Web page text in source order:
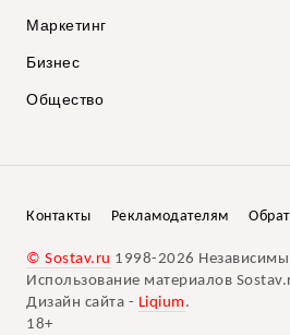
Маркетинг
Бизнес
Общество
Контакты Рекламодателям
© Sostav.ru 1998-2026
Использование материалов
Дизайн сайта - Liqium .
18+